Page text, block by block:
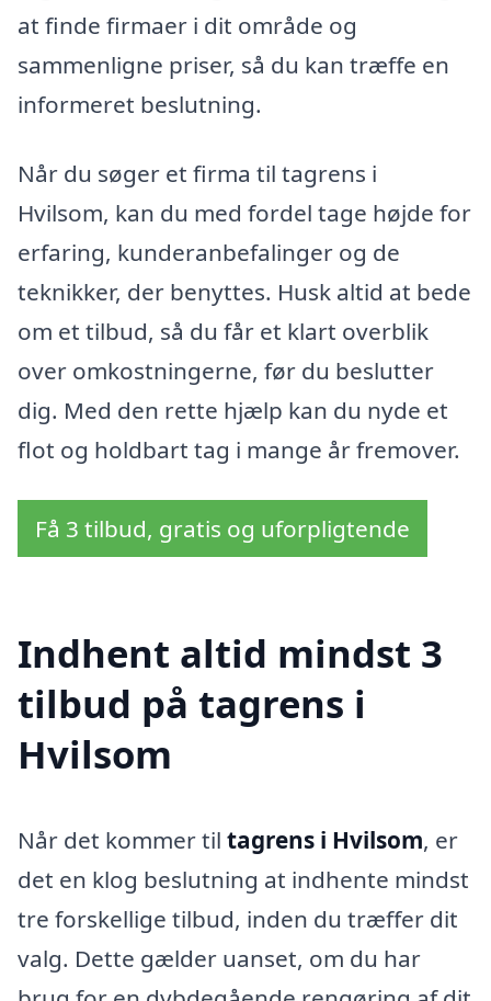
at finde firmaer i dit område og
sammenligne priser, så du kan træffe en
informeret beslutning.
Når du søger et firma til tagrens i
Hvilsom, kan du med fordel tage højde for
erfaring, kunderanbefalinger og de
teknikker, der benyttes. Husk altid at bede
om et tilbud, så du får et klart overblik
over omkostningerne, før du beslutter
dig. Med den rette hjælp kan du nyde et
flot og holdbart tag i mange år fremover.
Få 3 tilbud, gratis og uforpligtende
Indhent altid mindst 3
tilbud på tagrens i
Hvilsom
Når det kommer til tagrens i Hvilsom, er
det en klog beslutning at indhente mindst
tre forskellige tilbud, inden du træffer dit
valg. Dette gælder uanset, om du har